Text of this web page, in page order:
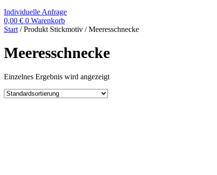
Individuelle Anfrage
0,00 € 0 Warenkorb
Start / Produkt Stickmotiv / Meeresschnecke
Meeresschnecke
Einzelnes Ergebnis wird angezeigt